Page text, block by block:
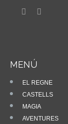
MENÚ
EL REGNE
CASTELLS
MAGIA
AVENTURES